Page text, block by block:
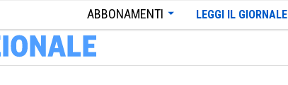
ABBONAMENTI LEGGI IL GIORNALE